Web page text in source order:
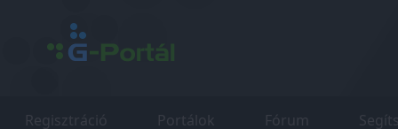
Regisztráció Portálok Fórum